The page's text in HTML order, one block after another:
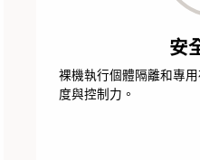
安
裸機執行個體隔離和專
度與控制力。